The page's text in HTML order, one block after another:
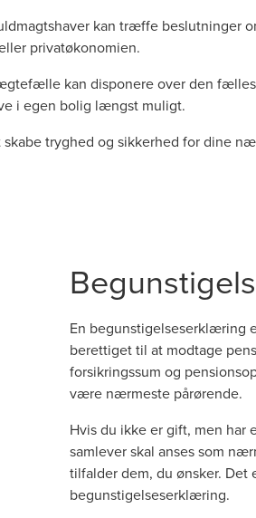
kan træffe beslutninger
privatøkonomien.
kan disponere over den
i egen bolig længst muligt.
tryghed og sikkerhed for dine
En begunstigelseserklæring
berettiget til at modtage
forsikringssum og
være nærmeste pårørende.
Hvis du ikke er gift, men har
samlever skal anses som
tilfalder dem, du ønsker.
begunstigelseserklæring.